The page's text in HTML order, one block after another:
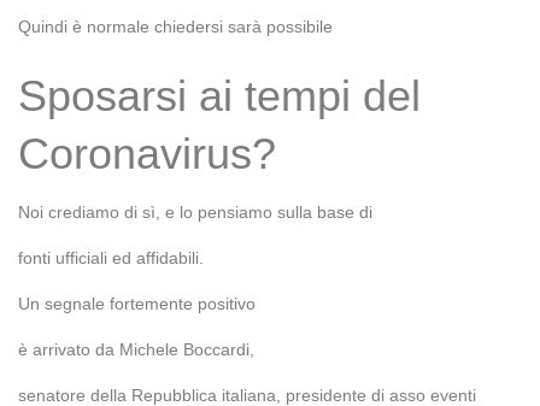
Quindi è normale chiedersi sarà possibile
Sposarsi ai tempi del
Coronavirus?
Noi crediamo di sì, e lo pensiamo sulla base di
fonti ufficiali ed affidabili.
Un segnale fortemente positivo
è arrivato da Michele Boccardi,
senatore della Repubblica italiana, presidente di asso eventi